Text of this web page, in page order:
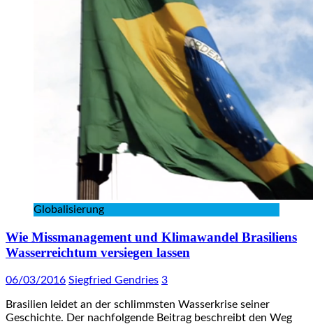
Globalisierung
Wie Missmanagement und Klimawandel Brasiliens
Wasserreichtum versiegen lassen
06/03/2016 Siegfried Gendries 3
Brasilien leidet an der schlimmsten Wasserkrise seiner
Geschichte. Der nachfolgende Beitrag beschreibt den Weg